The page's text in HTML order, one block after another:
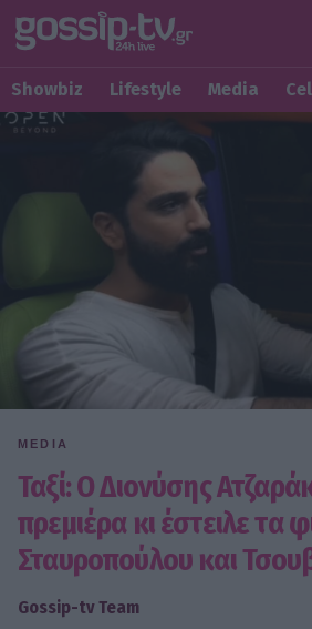
Showbiz Lifestyle Media
MEDIA
Ταξί: Ο Διονύσης
πρεμιέρα κι έστειλε τα
Σταυροπούλου και
Gossip-tv Team